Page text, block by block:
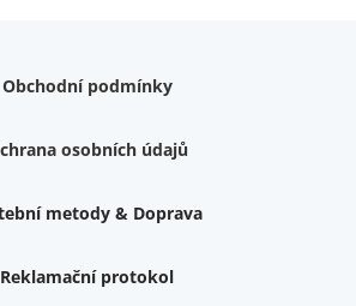
Obchodní podmínky
osobních údajů
metody & Doprava
Reklamační protokol